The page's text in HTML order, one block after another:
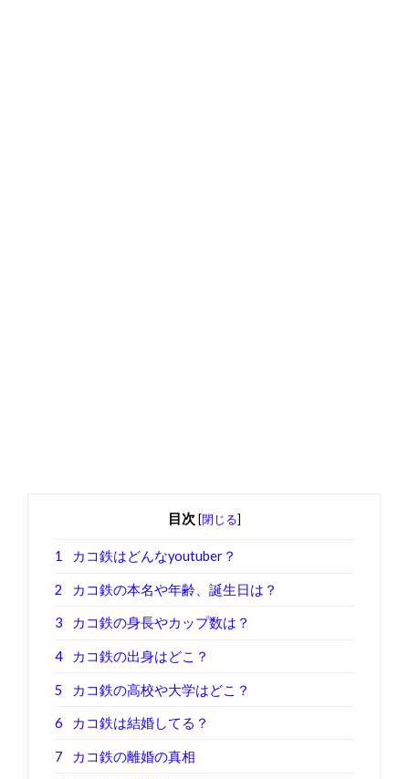
目次 [閉じる]
1 カコ鉄はどんなyoutuber？
2 カコ鉄の本名や年齢、誕生日は？
3 カコ鉄の身長やカップ数は？
4 カコ鉄の出身はどこ？
5 カコ鉄の高校や大学はどこ？
6 カコ鉄は結婚してる？
7 カコ鉄の離婚の真相